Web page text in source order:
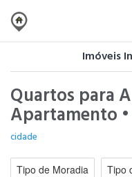
Imóveis
Quartos para
Apartamento
cidade
Tipo de Moradia Tipo